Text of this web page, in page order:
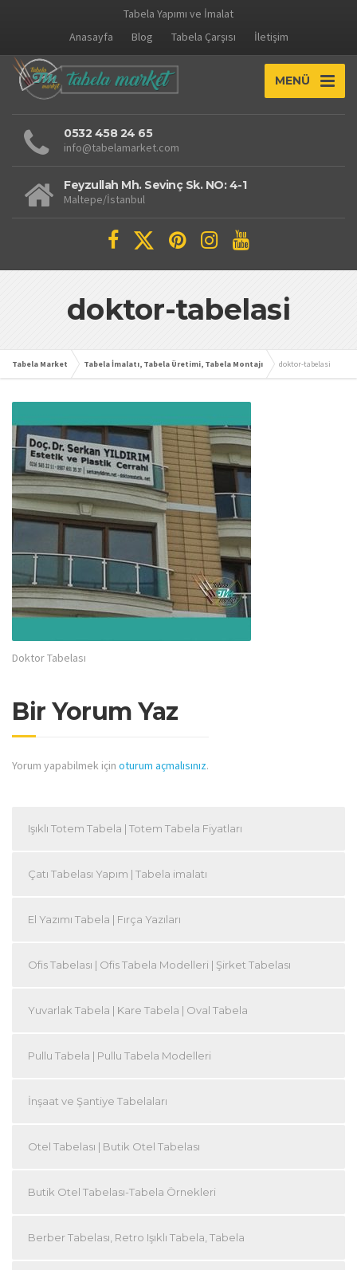
Tabela Yapımı ve İmalat
Anasayfa
Blog Tabela Çarşısı İletişim
MENÜ
0532 458 24 65
info@tabelamarket.com
Feyzullah Mh. Sevinç Sk. NO: 4-1
Maltepe/İstanbul
doktor-tabelasi
Tabela Market Tabela İmalatı, Tabela Üretimi, Tabela Montajı doktor-tabelasi
Doktor Tabelası
Bir Yorum Yaz
Yorum yapabilmek için oturum açmalısınız.
Işıklı Totem Tabela | Totem Tabela Fiyatları
Çatı Tabelası Yapım | Tabela imalatı
El Yazımı Tabela | Fırça Yazıları
Ofis Tabelası | Ofis Tabela Modelleri | Şirket Tabelası
Yuvarlak Tabela | Kare Tabela | Oval Tabela
Pullu Tabela | Pullu Tabela Modelleri
İnşaat ve Şantiye Tabelaları
Otel Tabelası | Butik Otel Tabelası
Butik Otel Tabelası-Tabela Örnekleri
Berber Tabelası, Retro Işıklı Tabela, Tabela